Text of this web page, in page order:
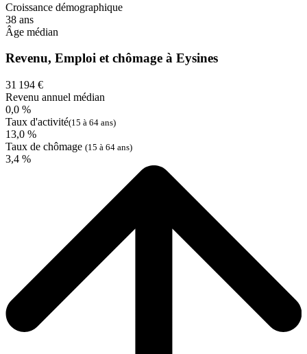
Croissance démographique
38 ans
Âge médian
Revenu, Emploi et chômage à Eysines
31 194 €
Revenu annuel médian
0,0 %
Taux d'activité(15 à 64 ans)
13,0 %
Taux de chômage (15 à 64 ans)
3,4 %